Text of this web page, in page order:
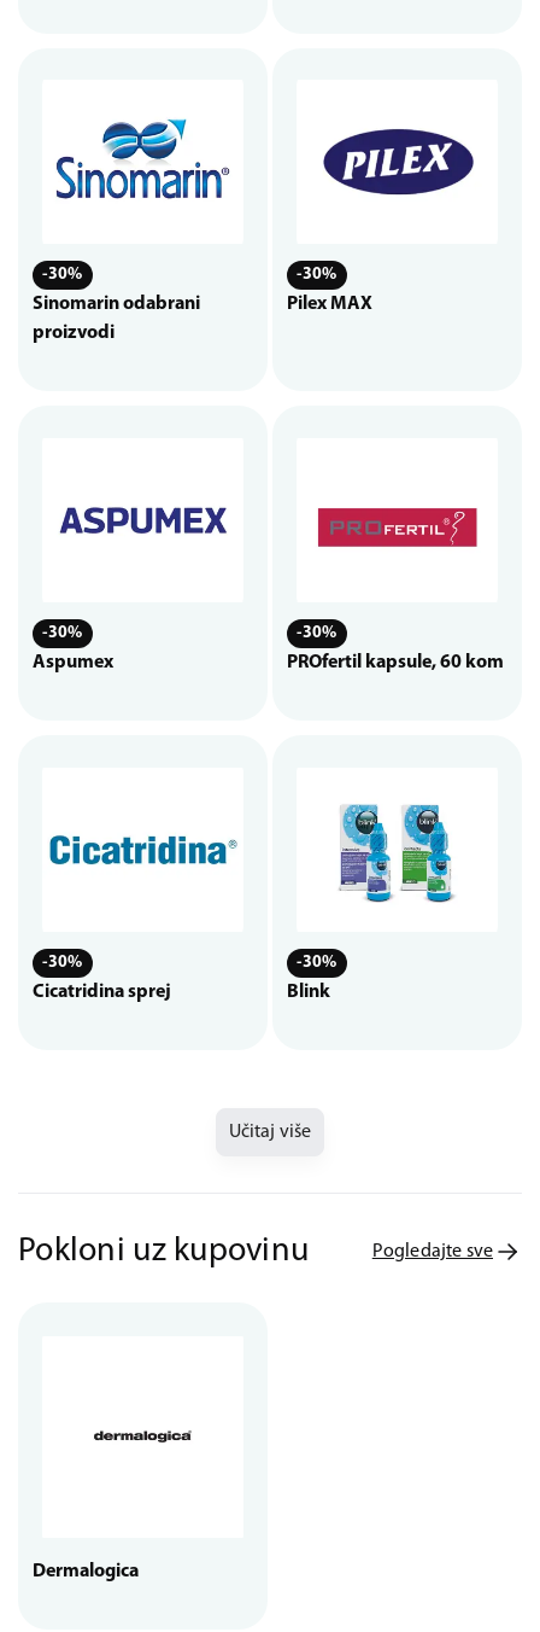
-30%
Sinomarin odabrani
proizvodi
-30%
Pilex MAX
-30%
Aspumex
-30%
PROfertil kapsule, 60 kom
-30%
Cicatridina sprej
-30%
Blink
Učitaj više
Pokloni uz kupovinu Pogledajte sve
Dermalogica